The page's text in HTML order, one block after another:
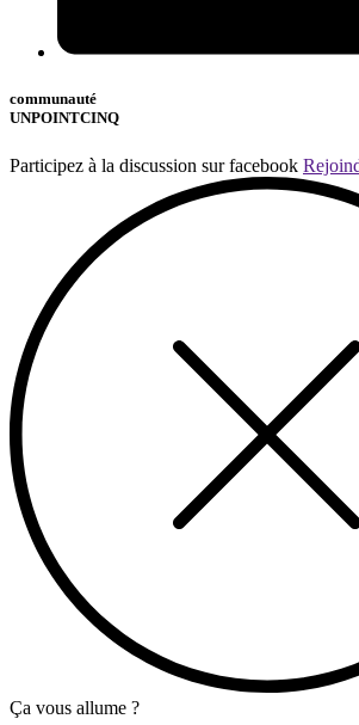
communauté
UNPOINTCINQ
Participez à la discussion sur facebook
Ça vous allume ?